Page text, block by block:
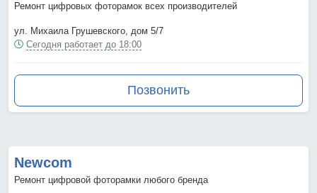
Ремонт цифровых фоторамок всех производителей
ул. Михаила Грушевского, дом 5/7
Сегодня работает до 18:00
Позвонить
Newcom
Ремонт цифровой фоторамки любого бренда